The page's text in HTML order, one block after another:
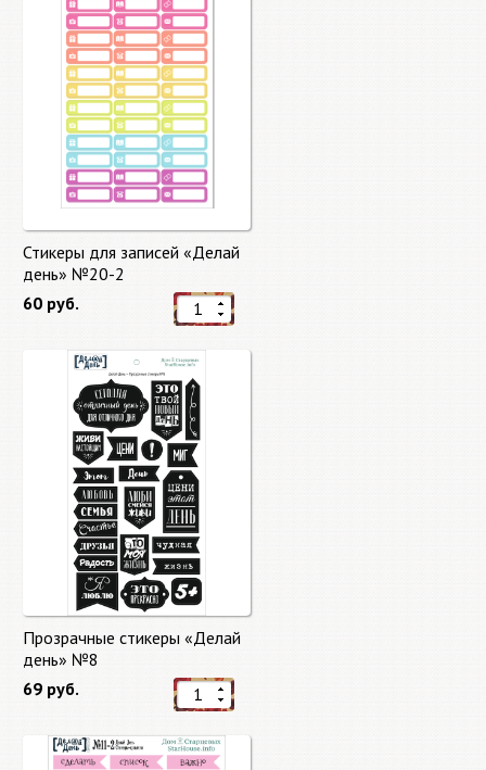
Стикеры для записей «Делай
день» №20-2
60 руб.
Прозрачные стикеры «Делай
день» №8
69 руб.